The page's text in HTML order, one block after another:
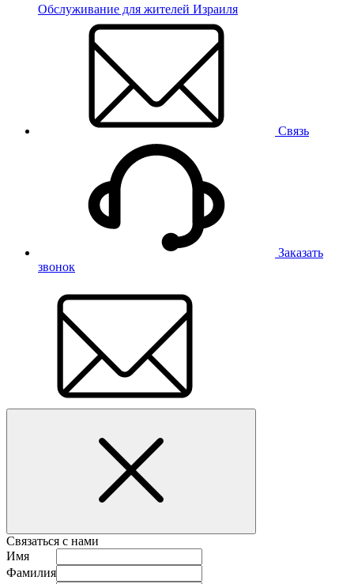
Обслуживание для жителей Израиля
Связь
Заказать
звонок
Связаться с нами
Имя
Фамилия